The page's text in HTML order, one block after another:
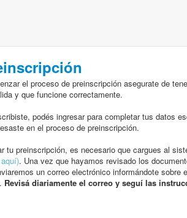
el proceso de preinscripción asegurate de
y que funcione correctamente.
podés ingresar para completar tus datos
en el proceso de preinscripción.
tu preinscripción, es necesario que cargues al
. Una vez que hayamos revisado los
un correo electrónico informándote sobre
Revisá diariamente el correo y seguí las